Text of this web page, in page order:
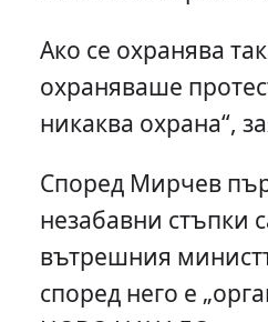
Ако се охранява
охраняваше
никаква охрана“,
Според Мирчев
незабавни стъпки
вътрешния
според него е